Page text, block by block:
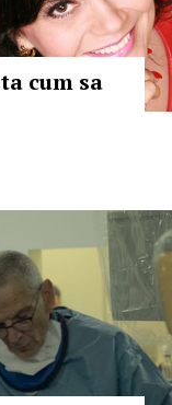
cum sa